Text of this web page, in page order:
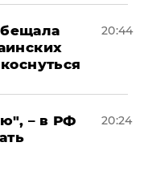
20:44
– в РФ
20:24